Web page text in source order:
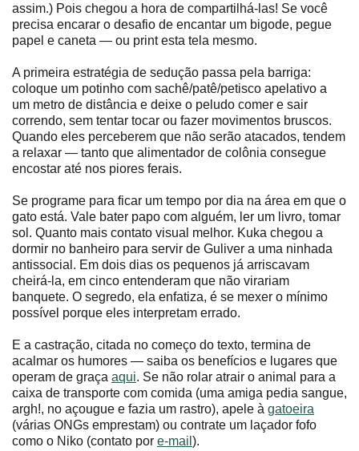
assim.) Pois chegou a hora de compartilhá-las! Se você
precisa encarar o desafio de encantar um bigode, pegue
papel e caneta ― ou print esta tela mesmo.
A primeira estratégia de sedução passa pela barriga:
coloque um potinho com sachê/patê/petisco apelativo a
um metro de distância e deixe o peludo comer e sair
correndo, sem tentar tocar ou fazer movimentos bruscos.
Quando eles perceberem que não serão atacados, tendem
a relaxar ― tanto que alimentador de colônia consegue
encostar até nos piores ferais.
Se programe para ficar um tempo por dia na área em que o
gato está. Vale bater papo com alguém, ler um livro, tomar
sol. Quanto mais contato visual melhor. Kuka chegou a
dormir no banheiro para servir de Guliver a uma ninhada
antissocial. Em dois dias os pequenos já arriscavam
cheirá-la, em cinco entenderam que não virariam
banquete. O segredo, ela enfatiza, é se mexer o mínimo
possível porque eles interpretam errado.
E a castração, citada no começo do texto, termina de
acalmar os humores ― saiba os benefícios e lugares que
operam de graça aqui. Se não rolar atrair o animal para a
caixa de transporte com comida (uma amiga pedia sangue,
argh!, no açougue e fazia um rastro), apele à gatoeira
(várias ONGs emprestam) ou contrate um laçador fofo
como o Niko (contato por e-mail ).